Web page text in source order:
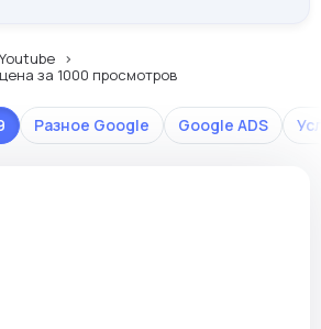
Youtube
за 1000 просмотров
Разное Google Google ADS